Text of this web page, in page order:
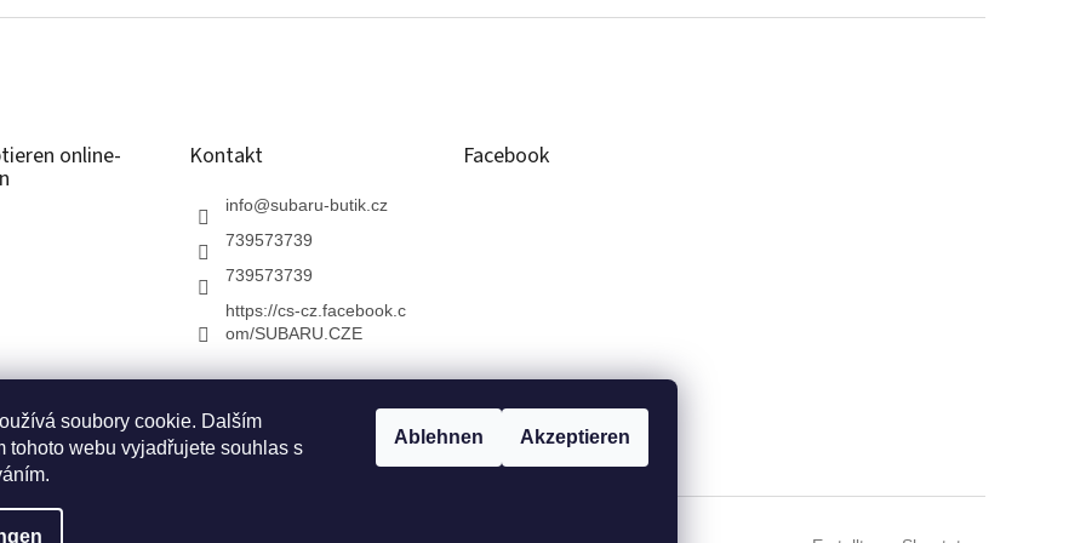
soubory cookie. Dalším
tohoto webu vyjadřujete souhlas s
Ablehnen Akzeptieren
online- Kontakt
info@subaru-butik.cz
739573739
739573739
https://cs-cz.facebook.c
om/SUBARU.CZE
Facebook
ČR Chci testovací jízdu Modelová řada SUBARU ZAŽIJ SUBARU